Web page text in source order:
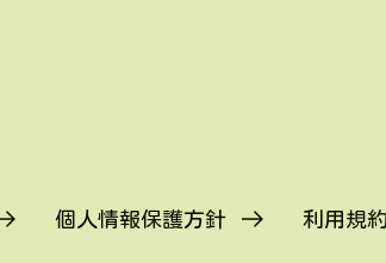
個人情報保護方針 利用規約